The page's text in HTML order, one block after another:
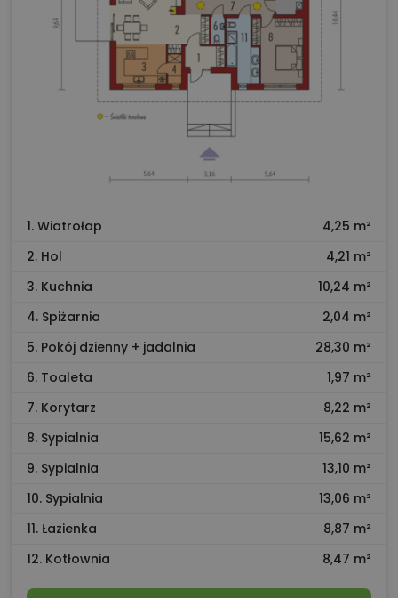
1. Wiatrołap
4,25 m²
2. Hol
4,21 m²
3. Kuchnia
10,24 m²
4. Spiżarnia
2,04 m²
5. Pokój dzienny + jadalnia
28,30 m²
6. Toaleta
1,97 m²
7. Korytarz
8,22 m²
8. Sypialnia
15,62 m²
9. Sypialnia
13,10 m²
10. Sypialnia
13,06 m²
11. Łazienka
8,87 m²
12. Kotłownia
8,47 m²